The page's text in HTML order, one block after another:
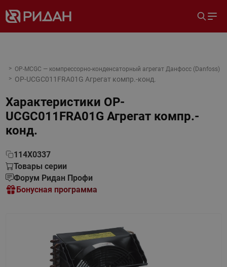
OP-MCGC — компрессорно-конденсаторный агрегат Данфосс (Danfoss)
OP-UCGC011FRA01G Агрегат компр.-конд.
Характеристики OP-
UCGC011FRA01G Агрегат компр.-
конд.
114X0337
Товары серии
Форум Ридан Профи
Бонусная программа